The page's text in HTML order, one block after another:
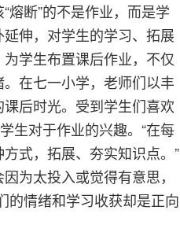
熔断”的不是作业，而是学
伸，对学生的学习、拓展
学生布置课后作业，不仅
在七一小学，老师们以丰
后时光。受到学生们喜欢
生对于作业的兴趣。“在每
式，拓展、夯实知识点。”
为太投入或觉得有意思，
的情绪和学习收获却是正向